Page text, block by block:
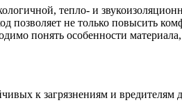
тепло- и
не только повысить
понять особенности
к загрязнениям и